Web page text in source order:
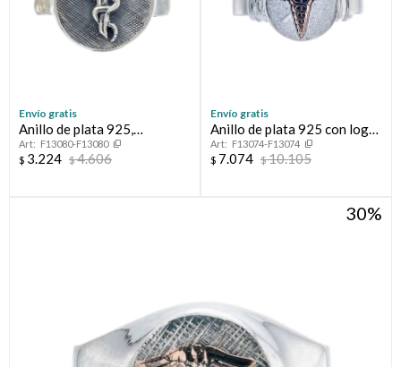
Envío gratis
Anillo de plata 925,
MEDICO.
F13080-F13080
$ 3.224 $4.606
Envío gratis
Anillo de plata 925 con logo
en oro 10 ktes, MEDICINA.
F13074-F13074
$ 7.074 $10.105
30